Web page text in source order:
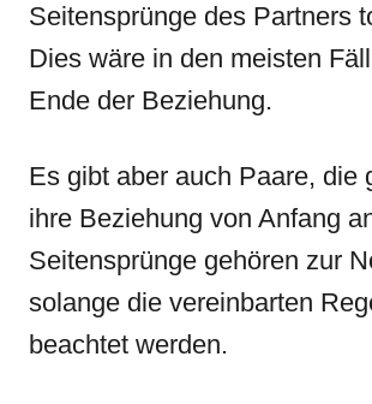
Seitensprünge des Partners
Dies wäre in den meisten
Ende der Beziehung.
Es gibt aber auch Paare, die
ihre Beziehung von Anfang
Seitensprünge gehören zur
solange die vereinbarten
beachtet werden.